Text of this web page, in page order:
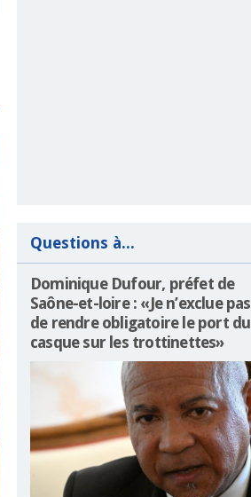
Questions à...
Dominique Dufour, préfet de
Saône-et-loire : «Je n’exclue pas
de rendre obligatoire le port du
casque sur les trottinettes»